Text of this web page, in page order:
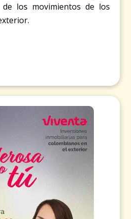
los movimientos de los